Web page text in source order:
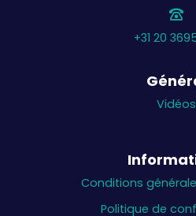
+31 20
Vidéos
Conditions
Politique de